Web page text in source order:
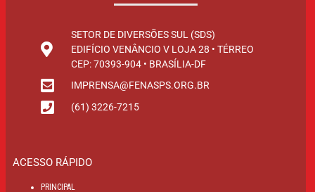
SETOR DE DIVERSÕES SUL (SDS)
EDIFÍCIO VENÂNCIO V LOJA 28 • TÉRREO
CEP: 70393-904 • BRASÍLIA-DF
IMPRENSA@FENASPS.ORG.BR
(61) 3226-7215
ACESSO RÁPIDO
PRINCIPAL